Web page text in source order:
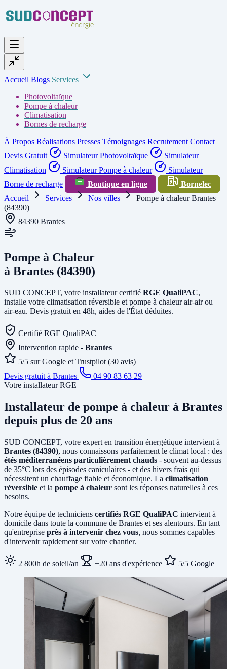
Accueil Blogs Services
Photovoltaïque
Pompe à chaleur
Climatisation
Bornes de recharge
À Propos Réalisations Presses Témoignages Recrutement Contact
Devis Gratuit
Simulateur Photovoltaïque
Simulateur
Climatisation
Simulateur Pompe à chaleur
Simulateur
Borne de recharge
Boutique en ligne
Bornelec
Accueil
Services Nos villes
Pompe à chaleur Brantes
(84390)
84390 Brantes
Pompe à Chaleur
à Brantes (84390)
SUD CONCEPT, votre installateur certifié RGE QualiPAC,
installe votre climatisation réversible et pompe à chaleur air-air ou
air-eau. Devis gratuit en 48h, aides de l'État déduites.
Certifié RGE QualiPAC
Intervention rapide - Brantes
5/5 sur Google et Trustpilot (30 avis)
Devis gratuit à Brantes
04 90 83 63 29
Votre installateur RGE
Installateur de pompe à chaleur à Brantes
depuis plus de 20 ans
SUD CONCEPT, votre expert en transition énergétique intervient à
Brantes (84390), nous connaissons parfaitement le climat local : des
étés méditerranéens particulièrement chauds - souvent au-dessus
de 35°C lors des épisodes caniculaires - et des hivers frais qui
nécessitent un chauffage fiable et économique. La climatisation
réversible et la pompe à chaleur sont les réponses naturelles à ces
besoins.
Notre équipe de techniciens certifiés RGE QualiPAC intervient à
domicile dans toute la commune de Brantes et ses alentours. En tant
qu'entreprise près à intervenir chez vous, nous sommes capables
d'intervenir rapidement sur votre chantier.
2 800h de soleil/an +20 ans d'expérience 5/5 Google